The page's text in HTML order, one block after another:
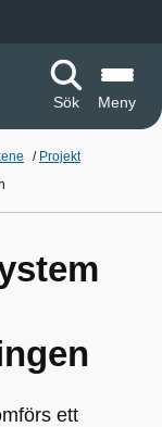
Sök
Meny
/ Projekt
ett